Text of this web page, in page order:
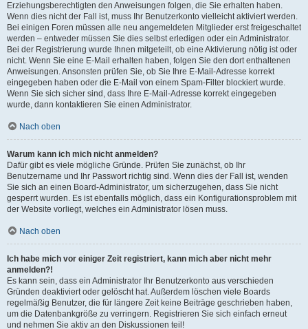
Erziehungsberechtigten den Anweisungen folgen, die Sie erhalten haben.
Wenn dies nicht der Fall ist, muss Ihr Benutzerkonto vielleicht aktiviert werden.
Bei einigen Foren müssen alle neu angemeldeten Mitglieder erst freigeschaltet
werden – entweder müssen Sie dies selbst erledigen oder ein Administrator.
Bei der Registrierung wurde Ihnen mitgeteilt, ob eine Aktivierung nötig ist oder
nicht. Wenn Sie eine E-Mail erhalten haben, folgen Sie den dort enthaltenen
Anweisungen. Ansonsten prüfen Sie, ob Sie Ihre E-Mail-Adresse korrekt
eingegeben haben oder die E-Mail von einem Spam-Filter blockiert wurde.
Wenn Sie sich sicher sind, dass Ihre E-Mail-Adresse korrekt eingegeben
wurde, dann kontaktieren Sie einen Administrator.
Nach oben
Warum kann ich mich nicht anmelden?
Dafür gibt es viele mögliche Gründe. Prüfen Sie zunächst, ob Ihr
Benutzername und Ihr Passwort richtig sind. Wenn dies der Fall ist, wenden
Sie sich an einen Board-Administrator, um sicherzugehen, dass Sie nicht
gesperrt wurden. Es ist ebenfalls möglich, dass ein Konfigurationsproblem mit
der Website vorliegt, welches ein Administrator lösen muss.
Nach oben
Ich habe mich vor einiger Zeit registriert, kann mich aber nicht mehr
anmelden?!
Es kann sein, dass ein Administrator Ihr Benutzerkonto aus verschieden
Gründen deaktiviert oder gelöscht hat. Außerdem löschen viele Boards
regelmäßig Benutzer, die für längere Zeit keine Beiträge geschrieben haben,
um die Datenbankgröße zu verringern. Registrieren Sie sich einfach erneut
und nehmen Sie aktiv an den Diskussionen teil!